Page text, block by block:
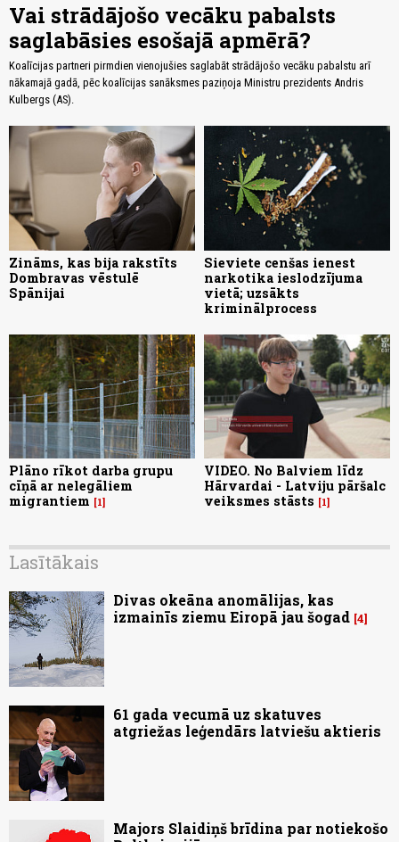
Vai strādājošo vecāku pabalsts
saglabāsies esošajā apmērā?
Koalīcijas partneri pirmdien vienojušies saglabāt strādājošo vecāku pabalstu arī
nākamajā gadā, pēc koalīcijas sanāksmes paziņoja Ministru prezidents Andris
Kulbergs (AS).
Zināms, kas bija rakstīts
Dombravas vēstulē
Spānijai
Sieviete cenšas ienest
narkotika ieslodzījuma
vietā; uzsākts
kriminālprocess
Plāno rīkot darba grupu
cīņā ar nelegāliem
migrantiem
1
VIDEO. No Balviem līdz
Hārvardai - Latviju pāršalc
veiksmes stāsts
1
Lasītākais
Divas okeāna anomālijas, kas
izmainīs ziemu Eiropā jau šogad 4
61 gada vecumā uz skatuves
atgriežas leģendārs latviešu aktieris
Majors Slaidiņš brīdina par notiekošo